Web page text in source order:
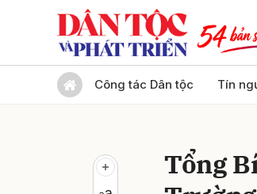
Công tác Dân tộc Tín
Tổng